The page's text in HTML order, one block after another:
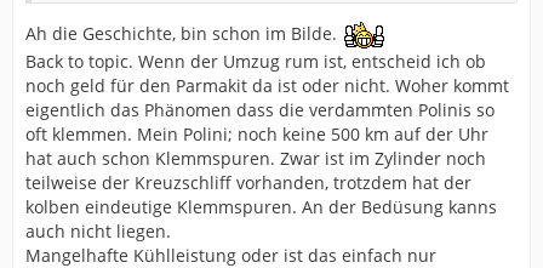
Ah die Geschichte, bin schon im Bilde.
Back to topic. Wenn der Umzug rum ist, entscheid ich ob
noch geld für den Parmakit da ist oder nicht. Woher kommt
eigentlich das Phänomen dass die verdammten Polinis so
oft klemmen. Mein Polini; noch keine 500 km auf der Uhr
hat auch schon Klemmspuren. Zwar ist im Zylinder noch
teilweise der Kreuzschliff vorhanden, trotzdem hat der
kolben eindeutige Klemmspuren. An der Bedüsung kanns
auch nicht liegen.
Mangelhafte Kühlleistung oder ist das einfach nur